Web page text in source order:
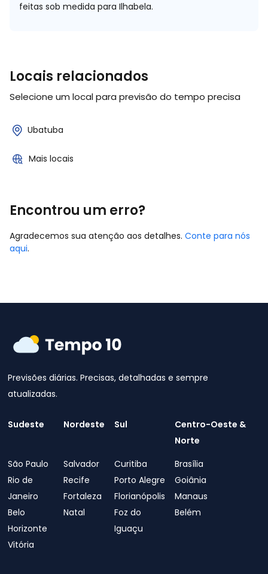
feitas sob medida para Ilhabela.
Locais relacionados
Selecione um local para previsão do tempo precisa
Ubatuba
Mais locais
Encontrou um erro?
Agradecemos sua atenção aos detalhes. Conte para nós
aqui.
Previsões diárias. Precisas, detalhadas e sempre
atualizadas.
Sudeste
São Paulo
Rio de
Janeiro
Belo
Horizonte
Vitória
Nordeste
Salvador
Recife
Fortaleza
Natal
Sul
Curitiba
Porto Alegre
Florianópolis
Foz do
Iguaçu
Centro-Oeste &
Norte
Brasília
Goiânia
Manaus
Belém